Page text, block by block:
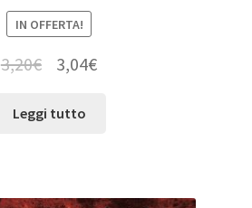
IN OFFERTA!
3,20€ 3,04€
Leggi tutto